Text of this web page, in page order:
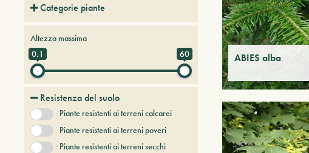
ABIES alba
Categorie piante
Alberi e arbusti a foglia caduca
Alberi e arbusti persistenti
Alberi e piante del futuro
Conifere
+ Show More
Altezza massima
0.1
60
Resistenza del suolo
Piante resistenti ai terreni calcarei
Piante resistenti ai terreni poveri
Piante resistenti ai terreni secchi